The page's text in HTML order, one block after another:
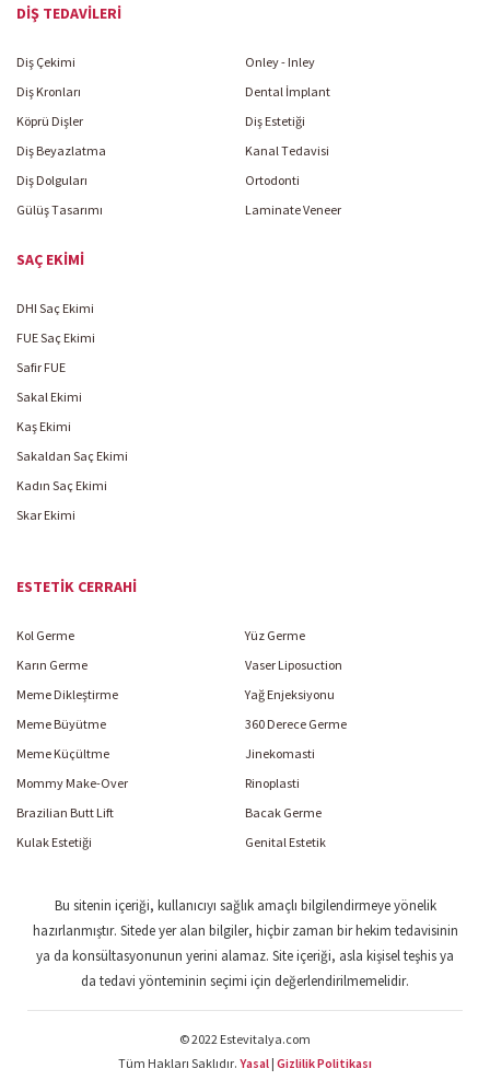
DIŞ TEDAVILERI
Diş Çekimi
Diş Kronları
Köprü Dişler
Diş Beyazlatma
Diş Dolguları
Gülüş Tasarımı
Onley - Inley
Dental İmplant
Diş Estetiği
Kanal Tedavisi
Ortodonti
Laminate Veneer
ESTETIK CERRAHI
Kol Germe
Karın Germe
Meme Dikleştirme
Meme Büyütme
Meme Küçültme
Mommy Make-Over
Brazilian Butt Lift
Kulak Estetiği
Yüz Germe
Vaser Liposuction
Yağ Enjeksiyonu
360 Derece Germe
Jinekomasti
Rinoplasti
Bacak Germe
Genital Estetik
SAÇ EKIMI
DHI Saç Ekimi
FUE Saç Ekimi
Safir FUE
Sakal Ekimi
Kaş Ekimi
Sakaldan Saç Ekimi
Kadın Saç Ekimi
Skar Ekimi
Bu sitenin içeriği, kullanıcıyı sağlık amaçlı bilgilendirmeye yönelik
hazırlanmıştır. Sitede yer alan bilgiler, hiçbir zaman bir hekim tedavisinin
ya da konsültasyonunun yerini alamaz. Site içeriği, asla kişisel teşhis ya
da tedavi yönteminin seçimi için değerlendirilmemelidir.
© 2022 Estevitalya.com
Tüm Hakları Saklıdır. Yasal | Gizlilik Politikası